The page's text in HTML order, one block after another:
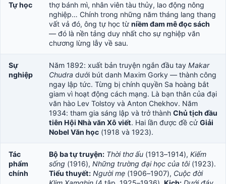
Tự học
thợ bánh mì, nhân viên tàu thủy, lao động nông
nghiệp… Chính trong những năm tháng lang thang
vất vả đó, ông tự học từ niềm đam mê đọc sách
— đó là nền tảng duy nhất cho sự nghiệp văn
chương lừng lẫy về sau.
Sự
nghiệp
Năm 1892: xuất bản truyện ngắn đầu tay Makar
Chudra dưới bút danh Maxim Gorky — thành công
ngay lập tức. Từng bị chính quyền Sa hoàng bắt
giam vì hoạt động cách mạng. Là bạn thân của đại
văn hào Lev Tolstoy và Anton Chekhov. Năm
1934: tham gia sáng lập và trở thành Chủ tịch đầu
tiên Hội Nhà văn Xô viết. Hai lần được đề cử Giải
Nobel Văn học (1918 và 1923).
Tác
phẩm
chính
Bộ ba tự truyện: Thời thơ ấu (1913–1914), Kiếm
sống (1916), Những trường đại học của tôi(1923).
Tiểu thuyết: Người mẹ (1906–1907), Cuộc đời